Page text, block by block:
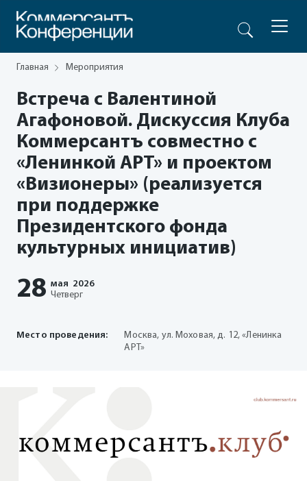
Главная Мероприятия
Встреча с Валентиной
Агафоновой. Дискуссия Клуба
Коммерсантъ совместно с
«Ленинкой АРТ» и проектом
«Визионеры» (реализуется
при поддержке
Президентского фонда
культурных инициатив)
28 мая 2026
Четверг
Место проведения:
Москва, ул. Моховая, д. 12, «Ленинка
АРТ»